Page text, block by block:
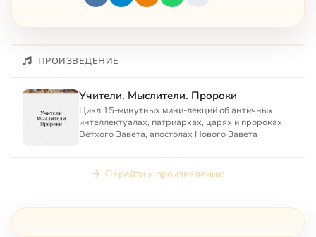
ПРОИЗВЕДЕНИЕ
Учители. Мыслители. Пророки
Цикл 15-минутных мини-лекций об античных
интеллектуалах, патриархах, царях и пророках
Ветхого Завета, апостолах Нового Завета
Перейти к произведению